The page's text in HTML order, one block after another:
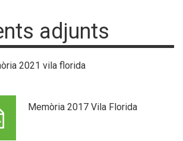
adjunts
2021 vila florida
Memòria 2017 Vila Florida